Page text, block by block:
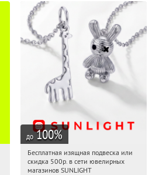
до 100%
19:14:41 Получили:
Россия
Бесплатная изящная подвеска или
скидка 500р. в сети ювелирных
магазинов SUNLIGHT